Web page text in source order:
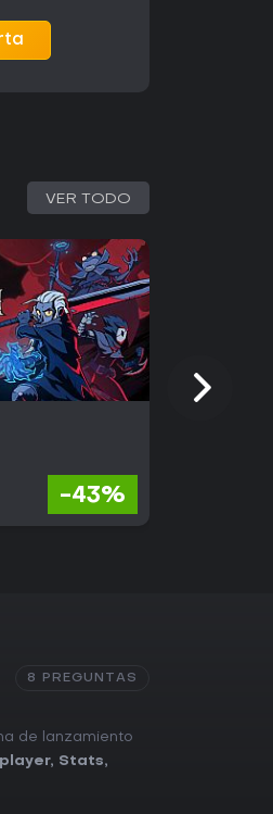
VER TODO
-43%
8 PREGUNTAS
de lanzamiento
, Stats,